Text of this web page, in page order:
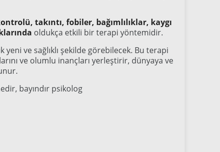
takıntı, fobiler, bağımlılıklar, kaygı
oldukça etkili bir terapi yöntemidir.
yeni ve sağlıklı şekilde görebilecek. Bu terapi
ve olumlu inançları yerleştirir, dünyaya ve
bayındır psikolog